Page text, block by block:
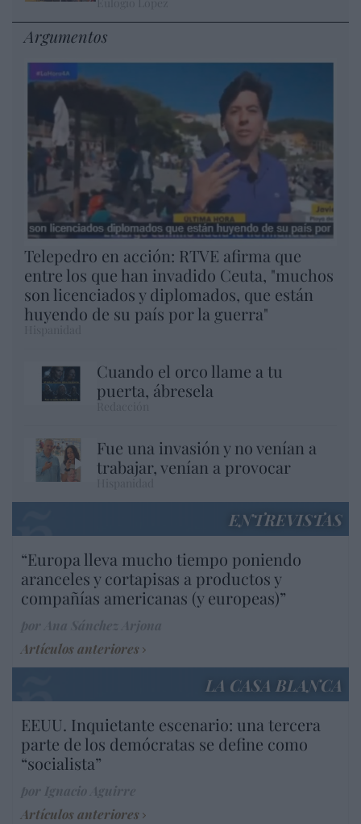
Argumentos
Telepedro en acción: RTVE afirma que
entre los que han invadido Ceuta, "muchos
son licenciados y diplomados, que están
huyendo de su país por la guerra"
Cuando el orco llame a tu
puerta, ábresela
Fue una invasión y no venían a
trabajar, venían a provocar
ENTREVISTAS
“Europa lleva mucho tiempo poniendo
aranceles y cortapisas a productos y
compañías americanas (y europeas)”
Artículos anteriores
LA CASA BLANCA
EEUU. Inquietante escenario: una tercera
parte de los demócratas se define como
“socialista”
Artículos anteriores